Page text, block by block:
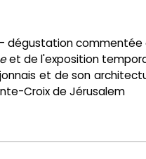
dégustation commentée
et de l'exposition
et de son
Croix de Jérusalem